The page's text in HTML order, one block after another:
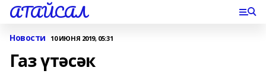
АТАЙСАЛ
Новости 10 ИЮНЯ 2019, 05:31
Газ үтәсәк